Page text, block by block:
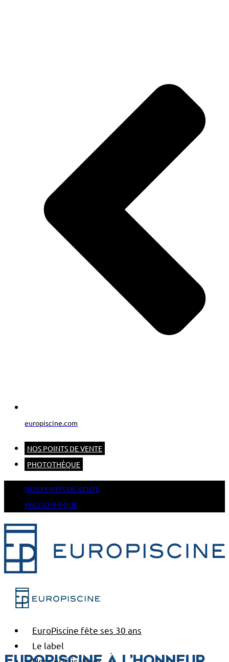
europiscine.com
NOS POINTS DE VENTE
PHOTOTHÈQUE
NOS POINTS DE VENTE
PHOTOTHÈQUE
EuroPiscine fête ses 30 ans
Le label